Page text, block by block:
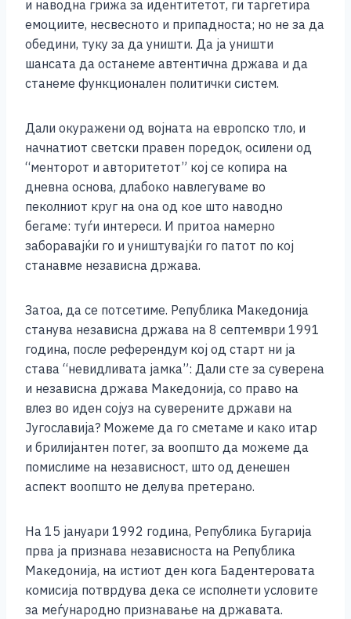
и наводна грижа за идентитетот, ги таргетира
емоциите, несвесното и припадноста; но не за да
обедини, туку за да уништи. Да ја уништи
шансата да останеме автентична држава и да
станеме функционален политички систем.
Дали окуражени од војната на европско тло, и
начнатиот светски правен поредок, осилени од
“менторот и авторитетот” кој се копира на
дневна основа, длабоко навлегуваме во
пеколниот круг на она од кое што наводно
бегаме: туѓи интереси. И притоа намерно
заборавајќи го и уништувајќи го патот по кој
станавме независна држава.
Затоа, да се потсетиме. Република Македонија
станува независна држава на 8 септември 1991
година, после референдум кој од старт ни ја
става “невидливата јамка”: Дали сте за суверена
и независна држава Македонија, со право на
влез во иден сојуз на суверените држави на
Југославија? Можеме да го сметаме и како итар
и брилијантен потег, за воопшто да можеме да
помислиме на независност, што од денешен
аспект воопшто не делува претерано.
На 15 јануари 1992 година, Република Бугарија
прва ја признава независноста на Република
Македонија, на истиот ден кога Бадентеровата
комисија потврдува дека се исполнети условите
за меѓународно признавање на државата.